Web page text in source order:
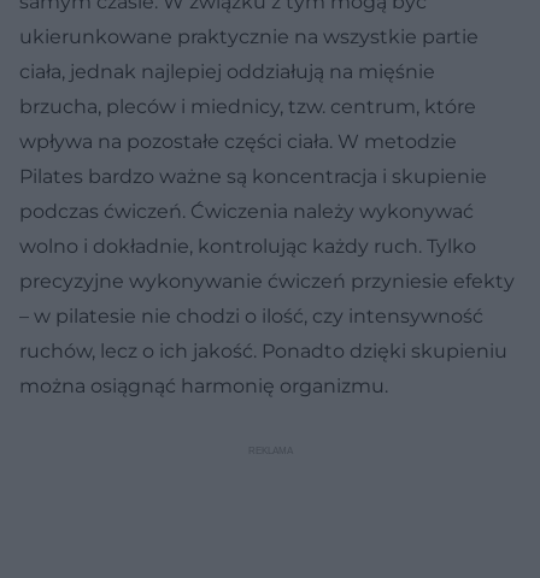
ukierunkowane praktycznie na wszystkie partie
ciała, jednak najlepiej oddziałują na mięśnie
brzucha, pleców i miednicy, tzw. centrum, które
wpływa na pozostałe części ciała. W metodzie
Pilates bardzo ważne są koncentracja i skupienie
podczas ćwiczeń. Ćwiczenia należy wykonywać
wolno i dokładnie, kontrolując każdy ruch. Tylko
precyzyjne wykonywanie ćwiczeń przyniesie efekty
– w pilatesie nie chodzi o ilość, czy intensywność
ruchów, lecz o ich jakość. Ponadto dzięki skupieniu
można osiągnąć harmonię organizmu.